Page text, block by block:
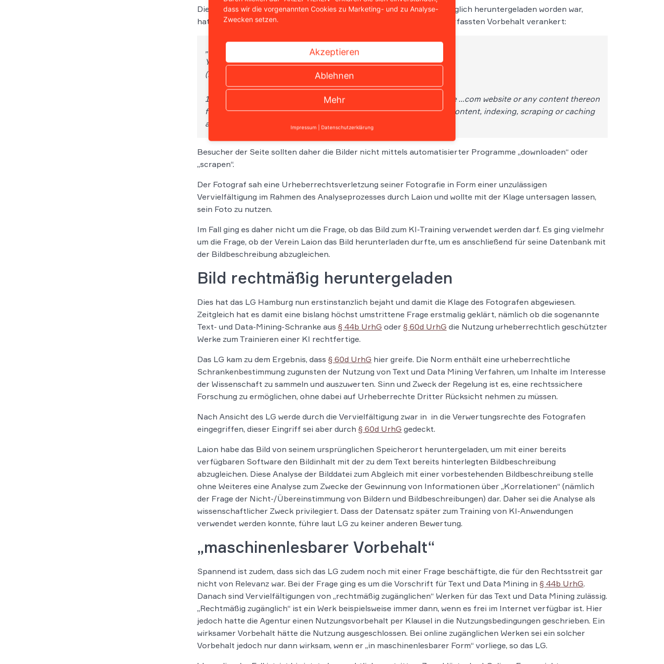
Die Fotoagentur, von deren Website das Bild des Fotografen ursprünglich heruntergeladen worden war,
hatte in ihren Nutzungsbedingungen einen in englischer Sprache verfassten Vorbehalt verankert:
„RESTRICTIONS
YOU MAY NOT:
(…)
18. Use automated programs, applets, bots or the like to access the …com website or any content thereon
for any purpose, including, by way of example only, downloading Content, indexing, scraping or caching
any content on the website.“
Besucher der Seite sollten daher die Bilder nicht mittels automatisierter Programme „downloaden“ oder
„scrapen“.
Der Fotograf sah eine Urheberrechtsverletzung seiner Fotografie in Form einer unzulässigen
Vervielfältigung im Rahmen des Analyseprozesses durch Laion und wollte mit der Klage untersagen lassen,
sein Foto zu nutzen.
Im Fall ging es daher nicht um die Frage, ob das Bild zum KI-Training verwendet werden darf. Es ging vielmehr
um die Frage, ob der Verein Laion das Bild herunterladen durfte, um es anschließend für seine Datenbank mit
der Bildbeschreibung abzugleichen.
Bild rechtmäßig heruntergeladen
Dies hat das LG Hamburg nun erstinstanzlich bejaht und damit die Klage des Fotografen abgewiesen.
Zeitgleich hat es damit eine bislang höchst umstrittene Frage erstmalig geklärt, nämlich ob die sogenannte
Text- und Data-Mining-Schranke aus § 44b UrhG oder § 60d UrhG die Nutzung urheberrechtlich geschützter
Werke zum Trainieren einer KI rechtfertige.
Das LG kam zu dem Ergebnis, dass § 60d UrhG hier greife. Die Norm enthält eine urheberrechtliche
Schrankenbestimmung zugunsten der Nutzung von Text und Data Mining Verfahren, um Inhalte im Interesse
der Wissenschaft zu sammeln und auszuwerten. Sinn und Zweck der Regelung ist es, eine rechtssichere
Forschung zu ermöglichen, ohne dabei auf Urheberrechte Dritter Rücksicht nehmen zu müssen.
Nach Ansicht des LG werde durch die Vervielfältigung zwar in in die Verwertungsrechte des Fotografen
eingegriffen, dieser Eingriff sei aber durch § 60d UrhG gedeckt.
Laion habe das Bild von seinem ursprünglichen Speicherort heruntergeladen, um mit einer bereits
verfügbaren Software den Bildinhalt mit der zu dem Text bereits hinterlegten Bildbeschreibung
abzugleichen. Diese Analyse der Bilddatei zum Abgleich mit einer vorbestehenden Bildbeschreibung stelle
ohne Weiteres eine Analyse zum Zwecke der Gewinnung von Informationen über „Korrelationen“ (nämlich
der Frage der Nicht-/Übereinstimmung von Bildern und Bildbeschreibungen) dar. Daher sei die Analyse als
wissenschaftlicher Zweck privilegiert. Dass der Datensatz später zum Training von KI-Anwendungen
verwendet werden konnte, führe laut LG zu keiner anderen Bewertung.
„maschinenlesbarer Vorbehalt“
Spannend ist zudem, dass sich das LG zudem noch mit einer Frage beschäftigte, die für den Rechtsstreit gar
nicht von Relevanz war. Bei der Frage ging es um die Vorschrift für Text und Data Mining in § 44b UrhG.
Danach sind Vervielfältigungen von „rechtmäßig zugänglichen“ Werken für das Text und Data Mining zulässig.
„Rechtmäßig zugänglich“ ist ein Werk beispielsweise immer dann, wenn es frei im Internet verfügbar ist. Hier
jedoch hatte die Agentur einen Nutzungsvorbehalt per Klausel in die Nutzungsbedingungen geschrieben. Ein
wirksamer Vorbehalt hätte die Nutzung ausgeschlossen. Bei online zugänglichen Werken sei ein solcher
Vorbehalt jedoch nur dann wirksam, wenn er „in maschinenlesbarer Form“ vorliege, so das LG.
dass wir die vorgenannten Cookies zu Marketing- und zu Analyse-
Zwecken setzen.
Akzeptieren
Ablehnen
Mehr
Impressum Datenschutzerklärung